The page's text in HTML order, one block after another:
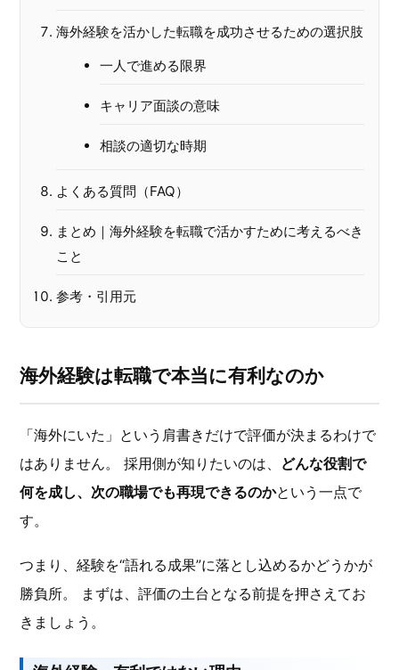
海外経験を活かした転職を成功させるための選択肢
一人で進める限界
キャリア面談の意味
相談の適切な時期
よくある質問（FAQ）
まとめ｜海外経験を転職で活かすために考えるべき
こと
参考・引用元
海外経験は転職で本当に有利なのか
「海外にいた」という肩書きだけで評価が決まるわけで
はありません。 採用側が知りたいのは、 どんな役割で
何を成し、次の職場でも再現できるのかという一点で
す。
つまり、経験を“語れる成果”に落とし込めるかどうかが
勝負所。 まずは、評価の土台となる前提を押さえてお
きましょう。